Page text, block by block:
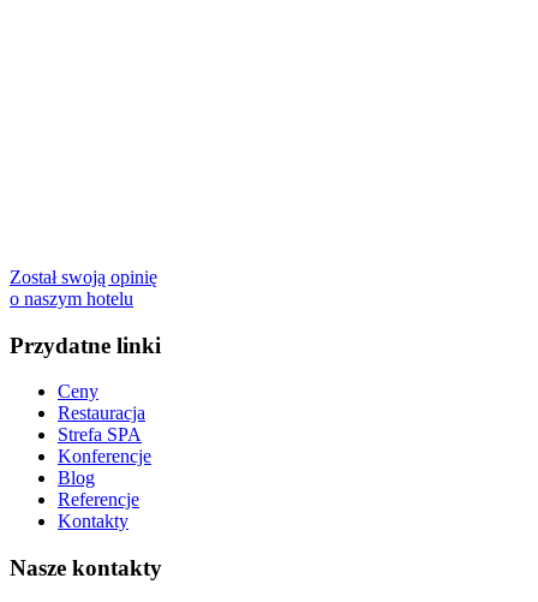
Został swoją opinię
o naszym hotelu
Przydatne linki
Сeny
Restauracja
Strefa SPA
Konferencje
Blog
Referencje
Kontakty
Nasze kontakty